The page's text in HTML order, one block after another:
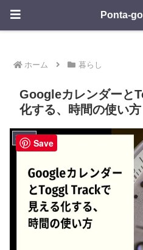
ホーム 暮らし
Googleカレンダーと
化する、時間の使い方
暮らし
Ponta-
Save